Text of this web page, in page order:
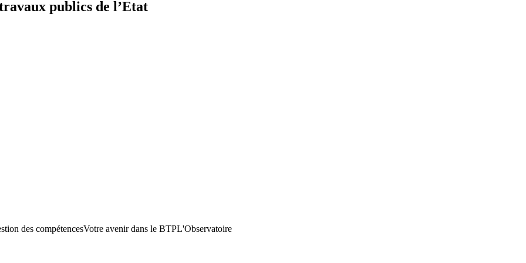
publics de l’Etat
des compétencesVotre avenir dans le BTPL'Observatoire